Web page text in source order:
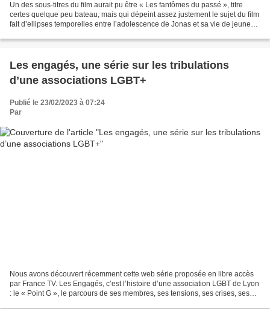
Un des sous-titres du film aurait pu être « Les fantômes du passé », titre
certes quelque peu bateau, mais qui dépeint assez justement le sujet du film
fait d’ellipses temporelles entre l’adolescence de Jonas et sa vie de jeune
Les engagés, une série sur les tribulations
d’une associations LGBT+
Publié le 23/02/2023 à 07:24
Par
Nous avons découvert récemment cette web série proposée en libre accès
par France TV. Les Engagés, c’est l’histoire d’une association LGBT de Lyon
: le « Point G », le parcours de ses membres, ses tensions, ses crises, ses